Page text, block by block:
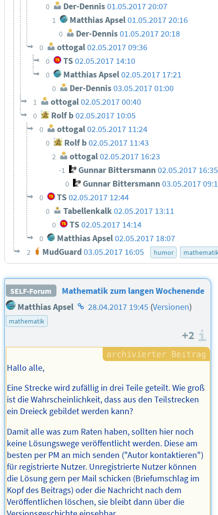
0 Der-Dennis01.05.2017 20:07
1 Matthias Apsel01.05.2017 20:16
0 Der-Dennis01.05.2017 20:18
0 ottogal02.05.2017 09:36
0 TS02.05.2017 14:10
0 Matthias Apsel02.05.2017 17:21
0 Der-Dennis03.05.2017 01:00
1 ottogal 02.05.2017 00:40
0 Rolf b02.05.2017 10:05
0 ottogal02.05.2017 11:24
0 Rolf b02.05.2017 11:43
2 ottogal02.05.2017 16:23
-1 Gunnar Bittersmann02.05.2017 16:35
0 Gunnar Bittersmann 03.05.2017
0 TS02.05.2017 12:44
0 Tabellenkalk02.05.2017 13:11
0 TS02.05.2017 14:14
0 Matthias Apsel02.05.2017 18:07
2 MudGuard 03.05.2017 16:05 humor
SELF-Forum
Mathematik zum langen Wochenende
Matthias Apsel Homepage
28.04.2017 19:45 (Versionen)
mathematik
+2
Hallo alle,
Eine Strecke wird zufällig in drei Teile geteilt. Wie groß
ist die Wahrscheinlichkeit, dass aus den Teilstrecken
ein Dreieck gebildet werden kann?
Damit alle was zum Raten haben, sollten hier noch
keine Lösungswege veröffentlicht werden. Diese am
besten per PM an mich senden ("Autor kontaktieren")
für registrierte Nutzer. Unregistrierte Nutzer können
die Lösung gern per Mail schicken (Briefumschlag im
Kopf des Beitrags) oder die Nachricht nach dem
Veröffentlichen löschen, sie bleibt dann über die